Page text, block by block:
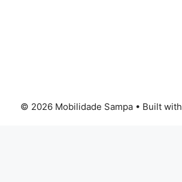
© 2026 Mobilidade Sampa• Built with